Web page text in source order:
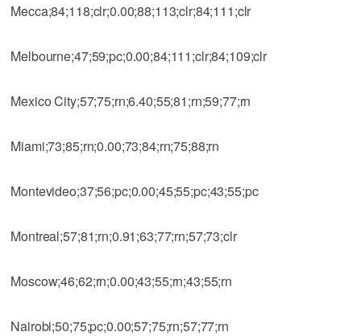
Mecca;84;118;clr;0.00;88;113;clr;84;111;clr
Melbourne;47;59;pc;0.00;84;111;clr;84;109;clr
Mexico City;57;75;rn;6.40;55;81;rn;59;77;rn
Miami;73;85;rn;0.00;73;84;rn;75;88;rn
Montevideo;37;56;pc;0.00;45;55;pc;43;55;pc
Montreal;57;81;rn;0.91;63;77;rn;57;73;clr
Moscow;46;62;rn;0.00;43;55;rn;43;55;rn
Nairobi;50;75;pc;0.00;57;75;rn;57;77;rn